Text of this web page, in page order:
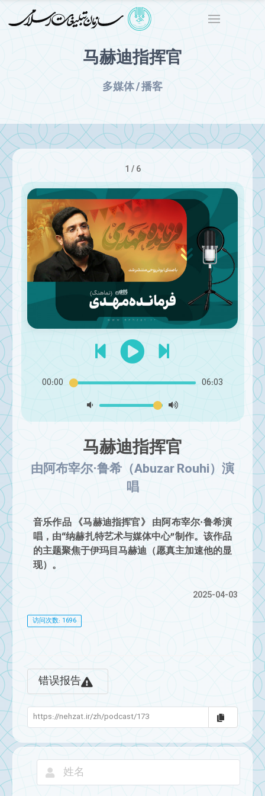
马赫迪指挥官
多媒体 / 播客
1 / 6
00:00 06:03
马赫迪指挥官
由阿布宰尔·鲁希（Abuzar Rouhi）演
唱
音乐作品 《马赫迪指挥官》 由阿布宰尔·鲁希演
唱，由“纳赫扎特艺术与媒体中心”制作。该作品
的主题聚焦于伊玛目马赫迪（愿真主加速他的显
现）。
2025-04-03
访问次数: 1696
错误报告